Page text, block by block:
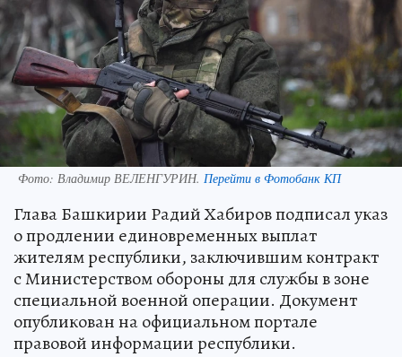
Фото: Владимир ВЕЛЕНГУРИН. Перейти в Фотобанк КП
Глава Башкирии Радий Хабиров подписал указ
о продлении единовременных выплат
жителям республики, заключившим контракт
с Министерством обороны для службы в зоне
специальной военной операции. Документ
опубликован на официальном портале
правовой информации республики.